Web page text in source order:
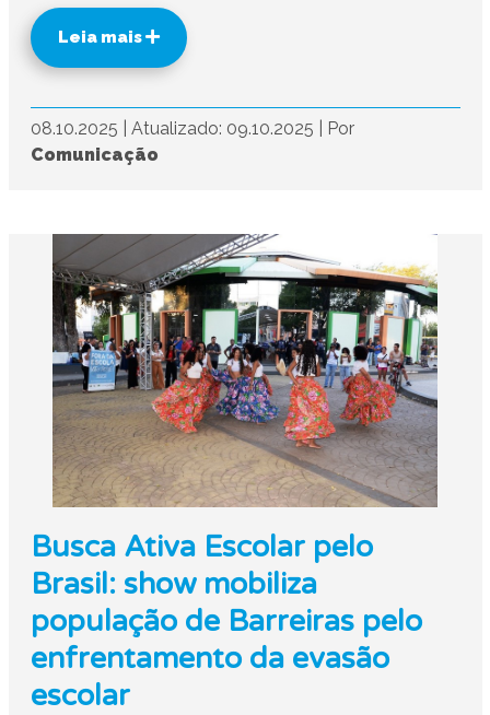
Leia mais
08.10.2025 Atualizado: 09.10.2025
Por
Comunicação
Busca Ativa Escolar pelo
Brasil: show mobiliza
população de Barreiras pelo
enfrentamento da evasão
escolar